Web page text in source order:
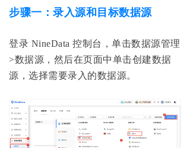
步骤一：录入源和目标数据源
登录 NineData 控制台，单击数据源管理
>数据源，然后在页面中单击创建数据
源，选择需要录入的数据源。